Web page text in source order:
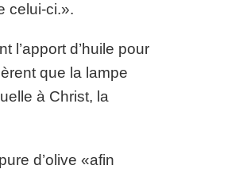
celui-ci.».
l’apport d’huile pour
que la lampe
à Christ, la
d’olive «afin